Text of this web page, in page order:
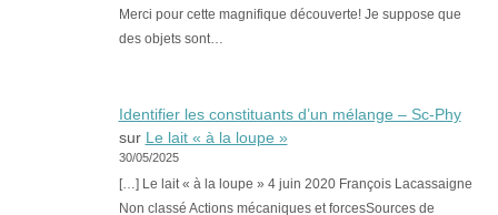
Merci pour cette magnifique découverte! Je suppose que
des objets sont…
Identifier les constituants d’un mélange – Sc-Phy
sur Le lait « à la loupe »
30/05/2025
[…] Le lait « à la loupe » 4 juin 2020 François Lacassaigne
Non classé Actions mécaniques et forcesSources de